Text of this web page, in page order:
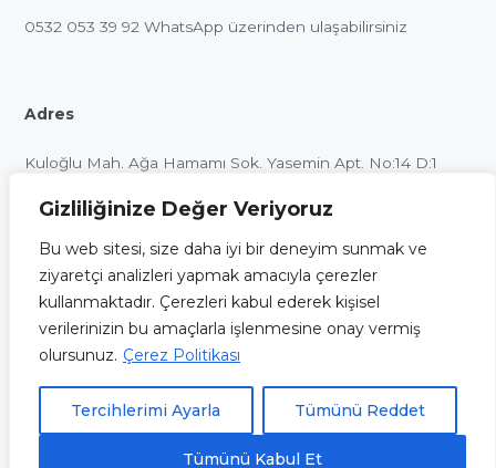
Gizliliğinize Değer Veriyoruz
Bu web sitesi, size daha iyi bir deneyim sunmak ve
ziyaretçi analizleri yapmak amacıyla çerezler
kullanmaktadır. Çerezleri kabul ederek kişisel
verilerinizin bu amaçlarla işlenmesine onay vermiş
olursunuz. Çerez Politikası
Tercihlerimi Ayarla Tümünü Reddet
Tümünü Kabul Et
0532 053 39 92 WhatsApp üzerinden ulaşabilirsiniz
Adres
Kuloğlu Mah. Ağa Hamamı Sok. Yasemin Apt. No:14 D:1
Bu internet sitesinin içeriği ve uygulamaları, sadece
bilgilendirme ve eğitim amaçlı olup, herhangi bir şekilde tıbbi
öneri verme veya herhangi bir danışan sağlama amacı ile
oluşturulmamıştır. Sitemizde yer alan alıntı ve görüşler açıkça
belirtilmediği takdirde resmi görüşlerini yansıtmamaktadır.